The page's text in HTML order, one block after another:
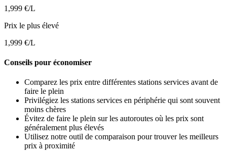
1,999 €/L
Prix le plus élevé
1,999 €/L
Conseils pour économiser
Comparez les prix entre différentes stations services avant de
faire le plein
Privilégiez les stations services en périphérie qui sont souvent
moins chères
Évitez de faire le plein sur les autoroutes où les prix sont
généralement plus élevés
Utilisez notre outil de comparaison pour trouver les meilleurs
prix à proximité